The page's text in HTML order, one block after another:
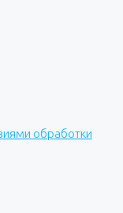
обработки